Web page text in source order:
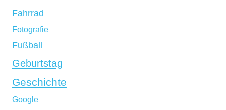
Fahrrad
Fotografie
Fußball
Geburtstag
Geschichte
Google